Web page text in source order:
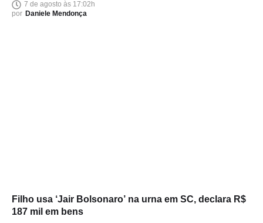
7 de agosto às 17:02h
por Daniele Mendonça
Filho usa ‘Jair Bolsonaro’ na urna em SC, declara R$
187 mil em bens